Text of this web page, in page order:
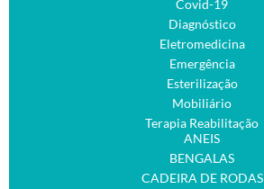
Covid-19
Diagnóstico
Eletromedicina
Emergência
Esterilização
Mobiliário
Terapia Reabilitação
ANEIS
BENGALAS
CADEIRA DE RODAS